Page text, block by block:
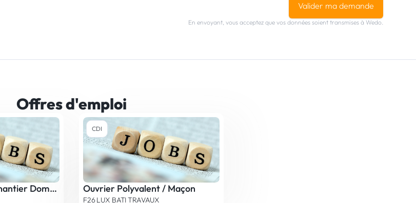
Valider ma demande
En envoyant, vous acceptez que vos données soient transmises à Wedo.
Offres d'emploi
Coordinateur de chantier Domaine de la Rénovation / Clé en Main
CDI
Ouvrier Polyvalent / Maçon
F26 LUX BATI TRAVAUX